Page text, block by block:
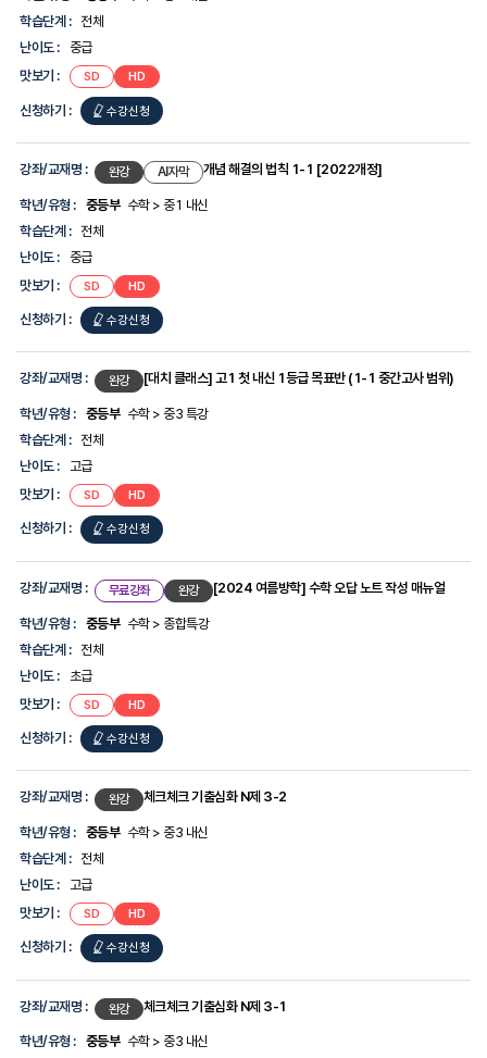
학습단계 :
전체
난이도 :
중급
맛보기 :
SD HD
신청하기 : 수강신청
강좌/교재명 : 완강 AI자막 개념 해결의 법칙 1-1 [2022개정]
학년/유형 : 중등부 수학 > 중1 내신
학습단계 :
전체
난이도 :
중급
맛보기 :
SD HD
신청하기 : 수강신청
강좌/교재명 : 완강 [대치 클래스] 고1 첫 내신 1등급 목표반 (1-1 중간고사 범위)
학년/유형 : 중등부 수학 > 중3 특강
학습단계 :
전체
난이도 :
고급
맛보기 :
SD HD
신청하기 : 수강신청
강좌/교재명 : 무료강좌 완강 [2024 여름방학] 수학 오답 노트 작성 매뉴얼
학년/유형 : 중등부 수학 > 종합특강
학습단계 :
전체
난이도 :
초급
맛보기 :
SD HD
신청하기 : 수강신청
강좌/교재명 : 완강 체크체크 기출심화 N제 3-2
학년/유형 : 중등부 수학 > 중3 내신
학습단계 :
전체
난이도 :
고급
맛보기 :
SD HD
신청하기 : 수강신청
강좌/교재명 : 완강 체크체크 기출심화 N제 3-1
학년/유형 : 중등부 수학 > 중3 내신